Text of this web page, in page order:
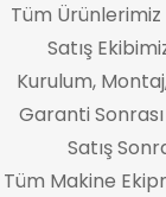
Tüm Ürünlerimiz
Satış
Kurulum,
Garanti
Satış
Tüm Makine